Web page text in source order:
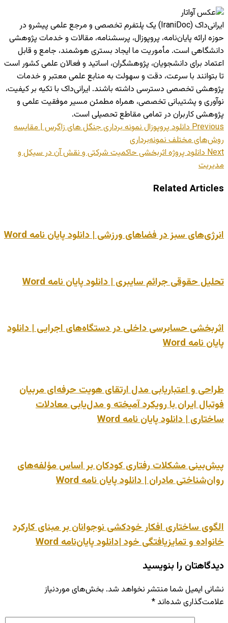
ایرانی‌داک (IraniDoc) یک پلتفرم تخصصی و مرجع علمی پیشرو در
حوزه ارائه پایان‌نامه، پروپوزال، پرسشنامه، مقالات و خدمات پژوهشی
دانشگاهی است. مأموریت ما ایجاد بستری هوشمند، جامع و قابل
اعتماد برای دانشجویان، پژوهشگران، اساتید و فعالان علمی کشور است
تا بتوانند با سرعت، دقت و سهولت به منابع علمی معتبر و خدمات
پژوهشی تخصصی دسترسی داشته باشند. ایرانی‌داک با تکیه بر کیفیت،
نوآوری و پشتیبانی تخصصی، همراه مطمئن مسیر موفقیت علمی و
پژوهشی کاربران در تمامی مقاطع تحصیلی است.
Previousدانلود پروپوزال نمونه‌ برداری جنگل‌ های زاگرس | مقایسه
روش‌های مختلف نمونه‌برداری
Nextدانلود پروژه اثربخشی حاکمیت شرکتی و نقش آن در سیکل و
مدیریت
Related Articles
انرژی‌های سبز در فضاهای ورزشی | دانلود پایان نامه Word
تحلیل حقوقی جرائم سایبری | دانلود پایان نامه Word
اثربخشی حسابرسی داخلی در دستگاه‌های اجرایی | دانلود
پایان نامه Word
طراحی و اعتباریابی مدل ارتقای هویت حرفه‌ای مربیان
فوتبال ایران با رویکرد آمیخته و مدل‌یابی معادلات
ساختاری | دانلود پایان نامه Word
پیش‌بینی مشکلات رفتاری کودکان بر اساس مؤلفه‌های
روان‌شناختی مادران | دانلود پایان نامه Word
الگوی ساختاری افکار خودکشی نوجوانان بر مبنای کارکرد
خانواده و تمایزیافتگی خود |دانلود پایان‌نامه Word
دیدگاهتان را بنویسید
نشانی ایمیل شما منتشر نخواهد شد. بخش‌های موردنیاز
علامت‌گذاری شده‌اند *